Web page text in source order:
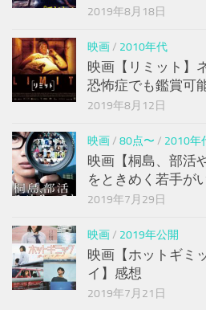
2019年8月18日
映画/ 2010年代
映画【リミット】
恐怖症でも鑑賞可
2019年8月12日
映画/ 80点〜 / 2010年
映画【桐島、部活
をときめく若手が
2019年7月29日
映画/ 2019年公開
映画【ホットギミ
イ】感想
2019年7月21日